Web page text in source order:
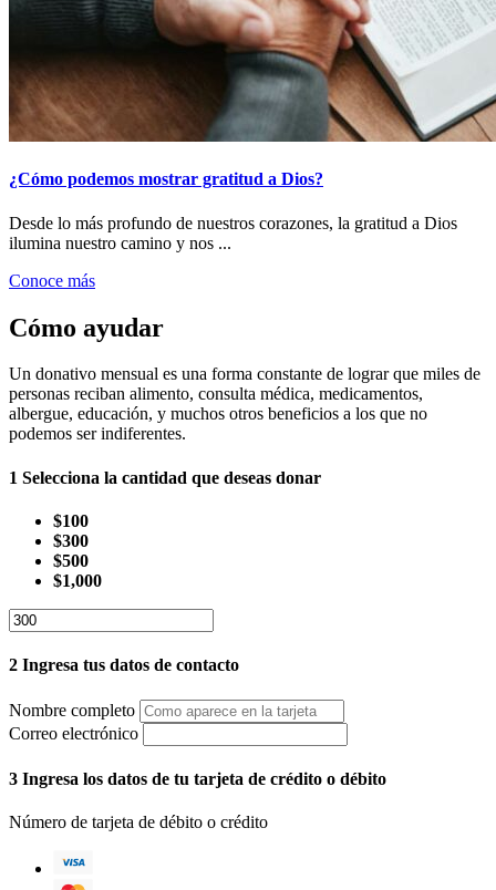
¿Cómo podemos mostrar gratitud a Dios?
Desde lo más profundo de nuestros corazones, la gratitud a Dios
ilumina nuestro camino y nos ...
Conoce más
Cómo ayudar
Un donativo mensual es una forma constante de lograr que miles de
personas reciban alimento, consulta médica, medicamentos,
albergue, educación, y muchos otros beneficios a los que no
podemos ser indiferentes.
1 Selecciona la cantidad que deseas donar
$100
$300
$500
$1,000
2 Ingresa tus datos de contacto
Nombre completo
Correo electrónico
3 Ingresa los datos de tu tarjeta de crédito o débito
Número de tarjeta de débito o crédito